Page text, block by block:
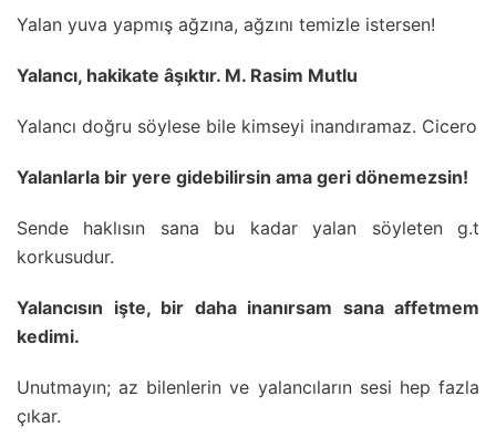
Yalan yuva yapmış ağzına, ağzını temizle istersen!
Yalancı, hakikate âşıktır. M. Rasim Mutlu
Yalancı doğru söylese bile kimseyi inandıramaz. Cicero
Yalanlarla bir yere gidebilirsin ama geri dönemezsin!
Sende haklısın sana bu kadar yalan söyleten g.t
korkusudur.
Yalancısın işte, bir daha inanırsam sana affetmem
kedimi.
Unutmayın; az bilenlerin ve yalancıların sesi hep fazla
çıkar.